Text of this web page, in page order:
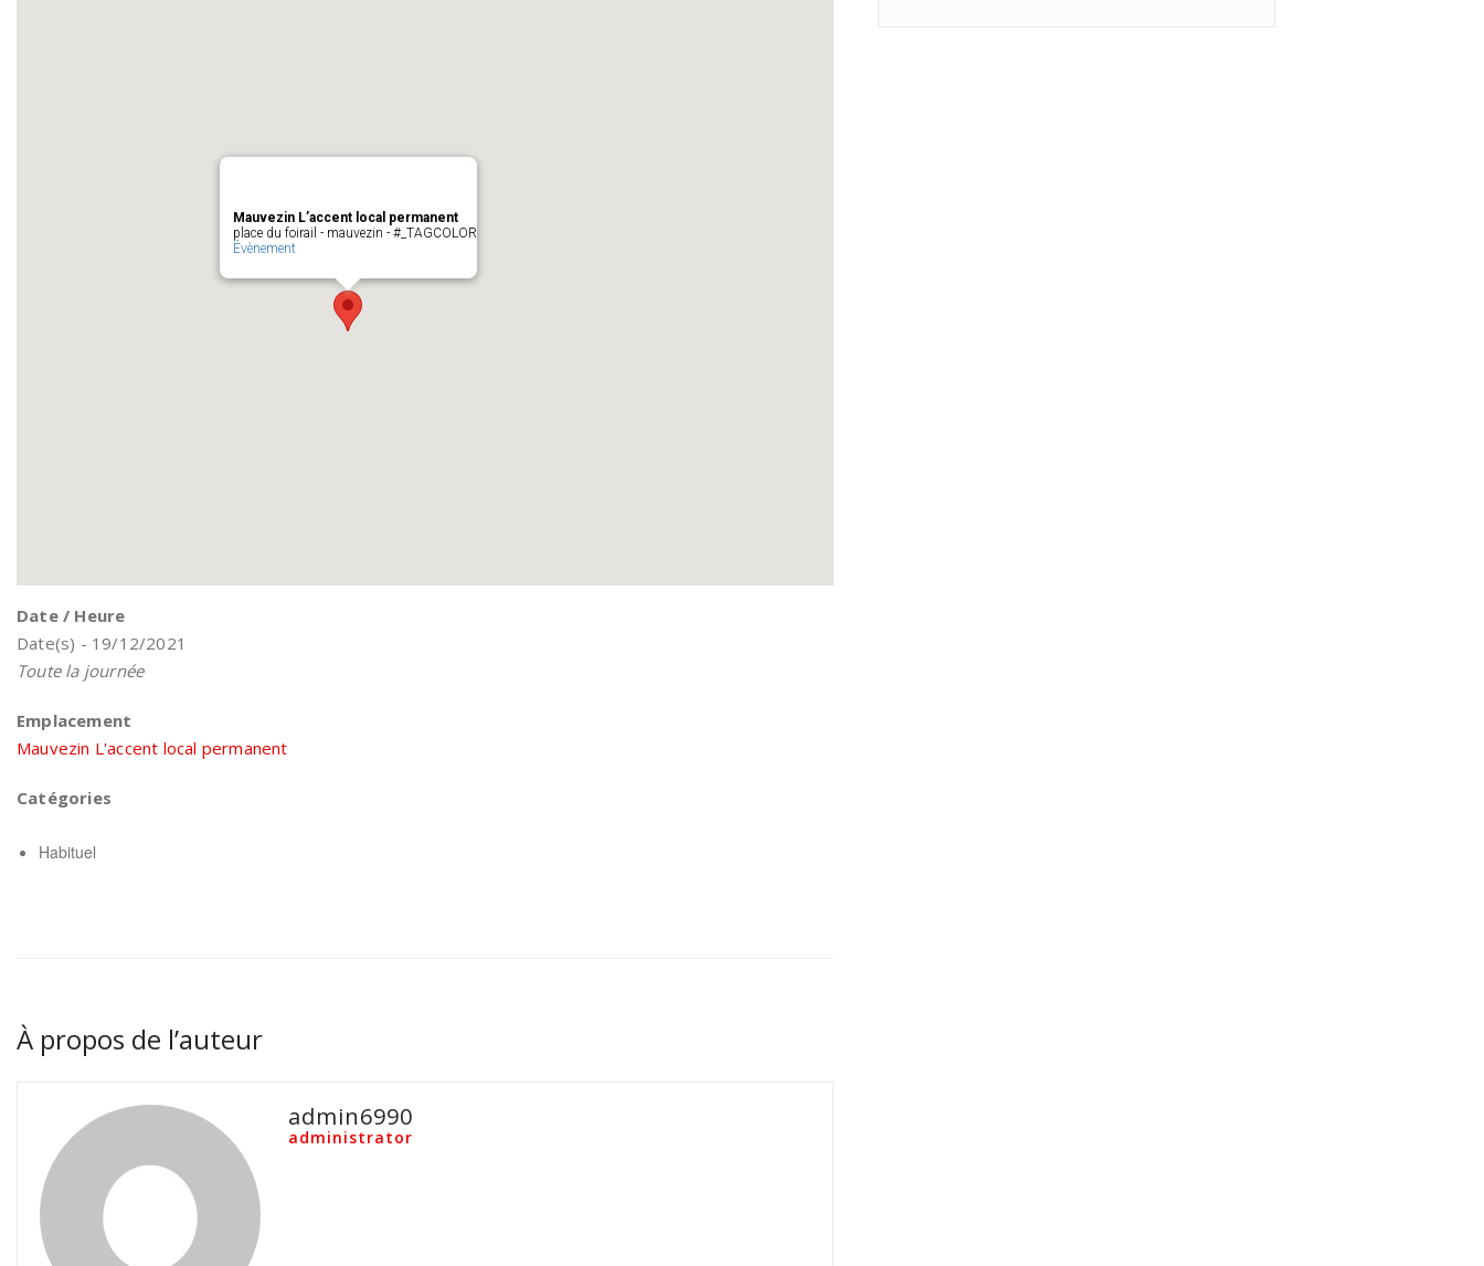
Mauvezin L’accent local permanent
place du foirail - mauvezin - #_TAGCOLOR
Évènement
Date / Heure
Date(s) - 19/12/2021
Toute la journée
Emplacement
Mauvezin L'accent local permanent
Catégories
Habituel
À propos de l’auteur
admin6990
administrator